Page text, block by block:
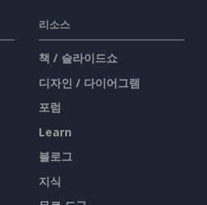
리소스
책 / 슬라이드쇼
디자인 / 다이어그램
포럼
Learn
블로그
지식